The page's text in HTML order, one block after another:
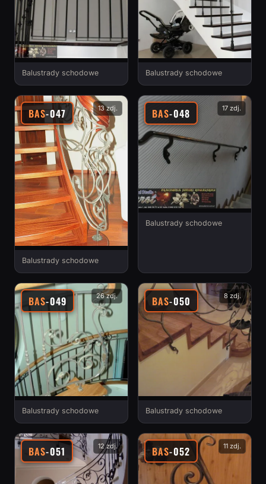
Balustrady schodowe Balustrady schodowe
BAS-047 13 zdj.
Balustrady schodowe
BAS-048 17 zdj.
Balustrady schodowe
BAS-049 26 zdj.
Balustrady schodowe
BAS-050 8 zdj.
Balustrady schodowe
BAS-051 12 zdj. BAS-052 11 zdj.